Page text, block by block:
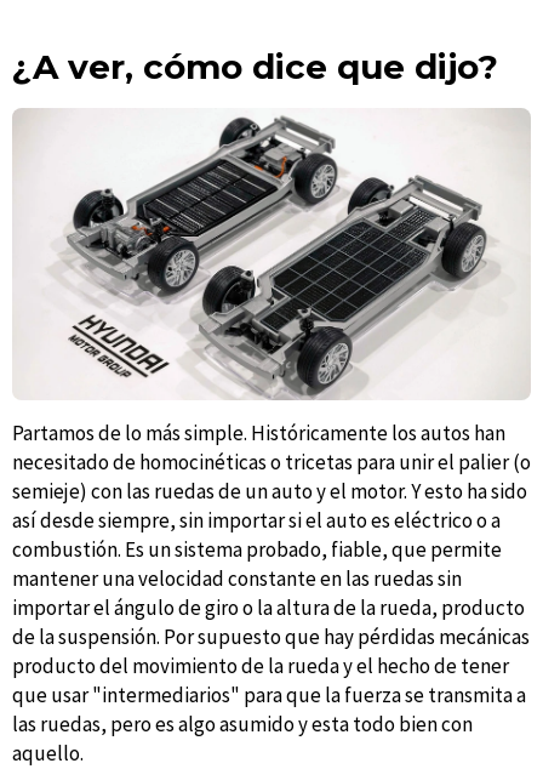
¿A ver, cómo dice que dijo?
Partamos de lo más simple. Históricamente los autos han
necesitado de homocinéticas o tricetas para unir el palier (o
semieje) con las ruedas de un auto y el motor. Y esto ha sido
así desde siempre, sin importar si el auto es eléctrico o a
combustión. Es un sistema probado, fiable, que permite
mantener una velocidad constante en las ruedas sin
importar el ángulo de giro o la altura de la rueda, producto
de la suspensión. Por supuesto que hay pérdidas mecánicas
producto del movimiento de la rueda y el hecho de tener
que usar "intermediarios" para que la fuerza se transmita a
las ruedas, pero es algo asumido y esta todo bien con
aquello.